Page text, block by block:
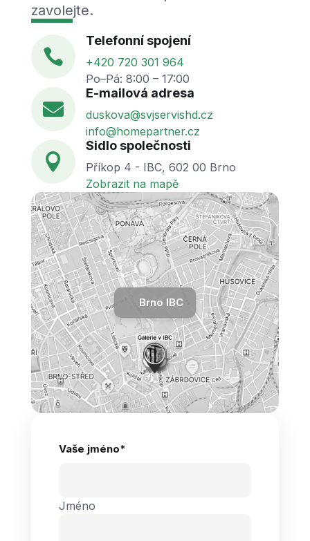
zavolejte.

Telefonní spojení
+420 720 301 964
Po–Pá: 8:00 – 17:00

E-mailová adresa
duskova@svjservishd.cz
info@homepartner.cz

Sidlo společnosti
Příkop 4 - IBC, 602 00 Brno
Zobrazit na mapě
Brno IBC
Vaše jméno*
Jméno